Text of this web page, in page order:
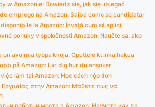
w Amazonie: Dowiedz się, jak się ubiegać
emprego na Amazon: Saiba como se candidatar
la Amazon: Învață cum să aplici
ponuky v spoločnosti Amazon: Naučte sa, ako
on avoimia työpaikkoja: Opettele kuinka hakea
på Amazon: Lär dig hur du ansöker
việc làm tại Amazon: Học cách nộp đơn
Εργασίας στην Amazon: Μάθετε πως να
работни места в Amazon: Научете как да